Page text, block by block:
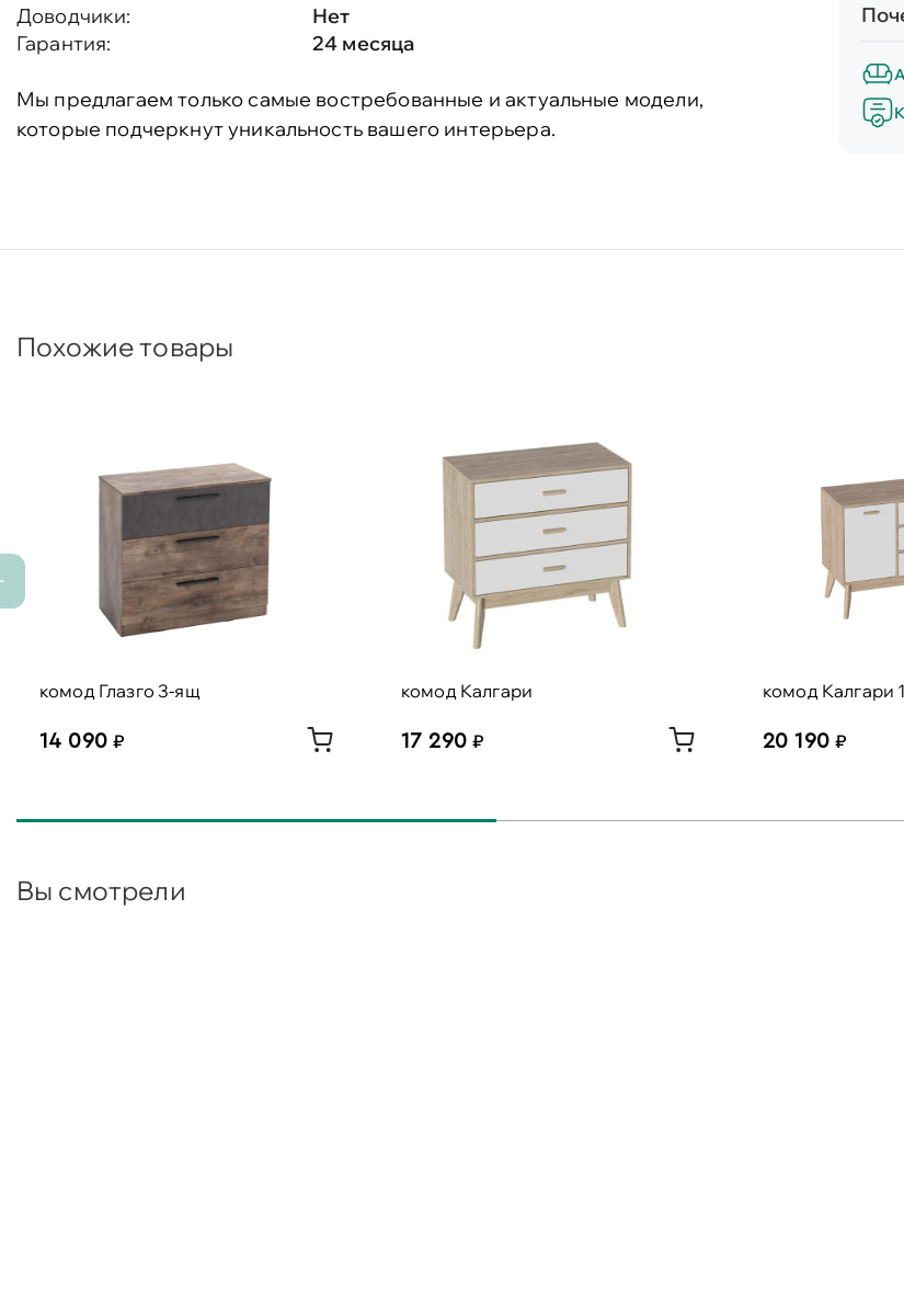
Доводчики:
Нет
Гарантия:
24 месяца
Мы предлагаем только самые востребованные и актуальные модели,
которые подчеркнут уникальность вашего интерьера.
Похожие товары
комод Глазго 3-ящ
14 090
комод Калгари
17 290
комод Калгари
20 190
Вы смотрели